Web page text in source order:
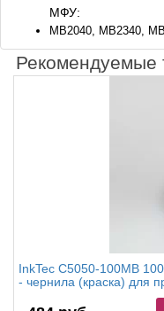
МФУ:
MB2040, MB2340,
Рекомендуемые
InkTec C5050-100MB
- чернила (краска) для